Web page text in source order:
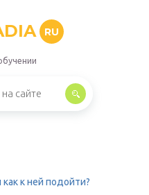
RU
как к ней подойти?